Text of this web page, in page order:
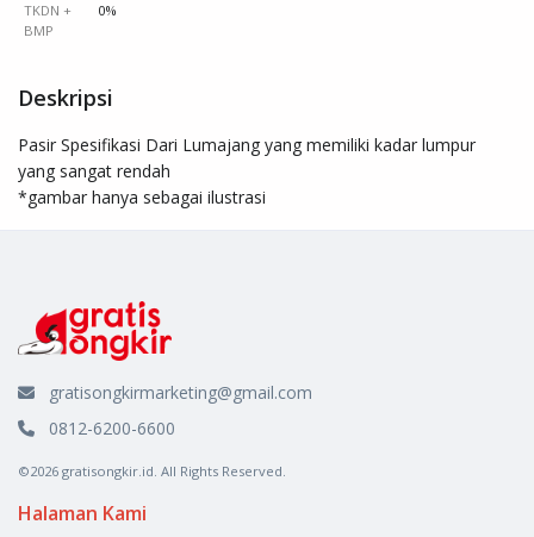
TKDN +
BMP
0%
Deskripsi
Pasir Spesifikasi Dari Lumajang yang memiliki kadar lumpur
yang sangat rendah
*gambar hanya sebagai ilustrasi
gratisongkirmarketing@gmail.com
0812-6200-6600
©2026 gratisongkir.id. All Rights Reserved.
Halaman Kami